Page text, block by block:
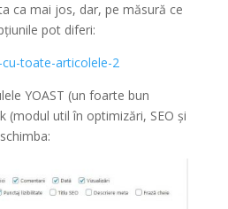
ca mai jos, dar, pe măsură ce
pot diferi:
YOAST (un foarte bun
(modul util în optimizări, SEO și